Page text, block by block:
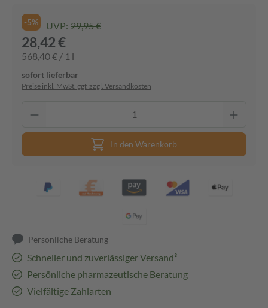
-5% UVP: 29,95 €
28,42 €
568,40 € / 1 l
sofort lieferbar
Preise inkl. MwSt. ggf. zzgl. Versandkosten
In den Warenkorb
Persönliche Beratung
Schneller und zuverlässiger Versand³
Persönliche pharmazeutische Beratung
Vielfältige Zahlarten